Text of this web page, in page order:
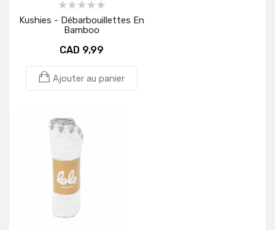
Kushies - Débarbouillettes En
Bamboo
CAD 9,99
Ajouter au panier